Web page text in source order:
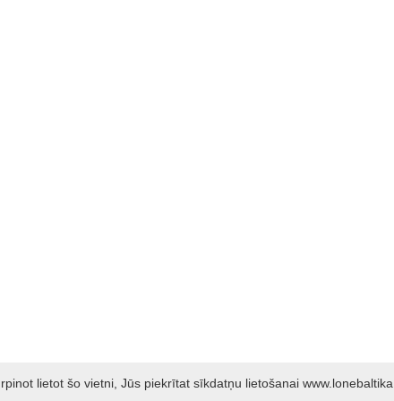
lietot šo vietni, Jūs piekrītat sīkdatņu lietošanai